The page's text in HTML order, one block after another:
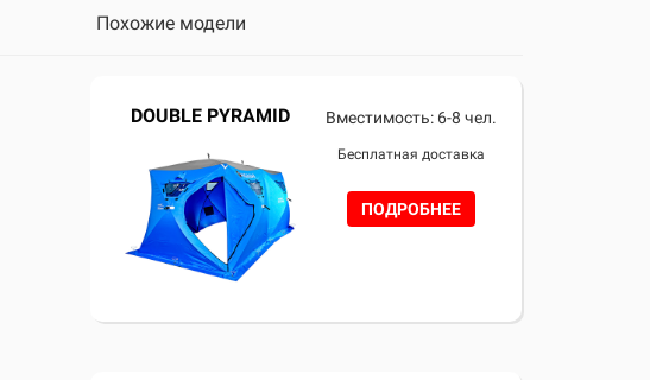
Похожие модели
DOUBLE PYRAMID Вместимость: 6-8 чел.
Бесплатная доставка
ПОДРОБНЕЕ